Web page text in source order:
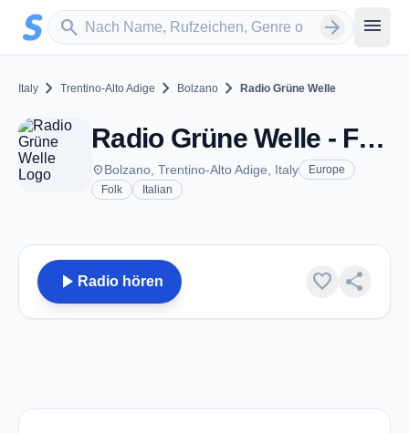
Zum Hauptinhalt springen
search
Sender suchen arrow_forward menu
Italy chevron_right Trentino-Alto Adige chevron_right Bolzano chevron_right Radio Grüne Welle
Radio Grüne Welle - FM 103.0 - Bolzano
placeBolzano, Trentino-Alto Adige, Italy
Europe
Folk
Italian
play_arrow Radio hören favorite share